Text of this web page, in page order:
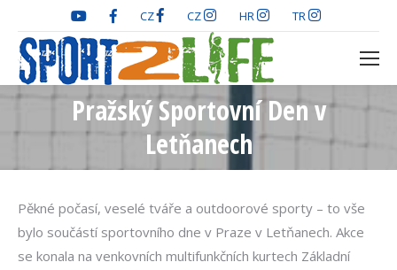
CZ CZ HR TR
Pražský Sportovní Den v
Letňanech
You are here:
Pěkné počasí, veselé tváře a outdoorové sporty – to vše
bylo součástí sportovního dne v Praze v Letňanech. Akce
se konala na venkovních multifunkčních kurtech Základní